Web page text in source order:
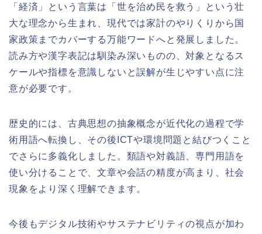
「経済」という言葉は「世を治め民を救う」という壮
大な理念から生まれ、現代では家計のやりくりから国
家政策までカバーする万能ワードへと発展しました。
読み方や漢字表記は馴染み深いものの、対象となるス
ケールや指標を意識しないと誤解が生じやすい点に注
意が必要です。
歴史的には、古典思想の抽象概念が近代化の過程で学
術用語へ転換し、その後ICTや環境問題と結びつくこと
でさらに多義化しました。類語や対義語、専門用語を
使い分けることで、文章や会話の精度が高まり、社会
現象をより深く理解できます。
今後もデジタル技術やサステナビリティの視点が加わ